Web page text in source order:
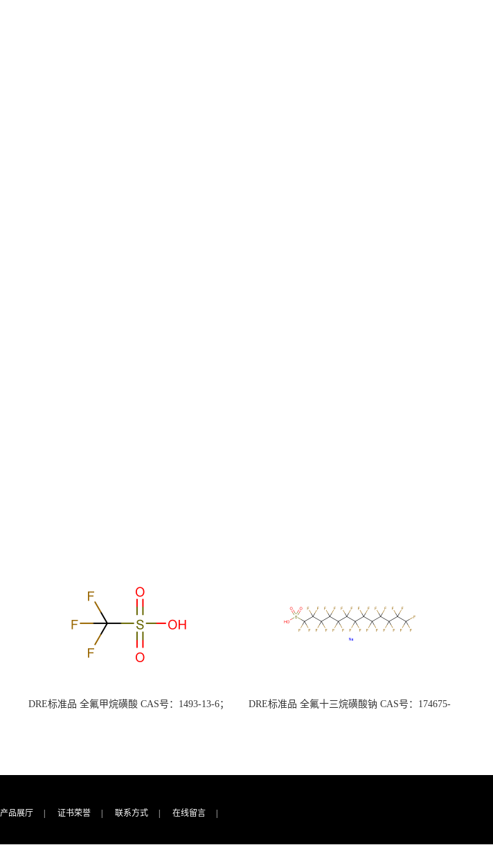
DRE标准品 全氟甲烷磺酸 CAS号：1493-13-6；
DRE标准品 全氟十三烷磺酸钠 CAS号：174675-
产品展厅 | 证书荣誉 | 联系方式 | 在线留言 |